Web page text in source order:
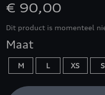
€ 90,00
Dit product is momenteel
Maat
M L XS S